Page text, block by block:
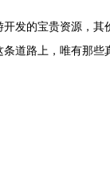
发的宝贵资源，
道路上，唯有那